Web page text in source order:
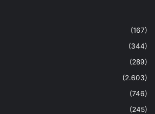
(167)
(344)
(289)
(2.603)
(746)
(245)